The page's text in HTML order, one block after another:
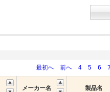
最初へ
前へ 4 5 6
メーカー名 製品名